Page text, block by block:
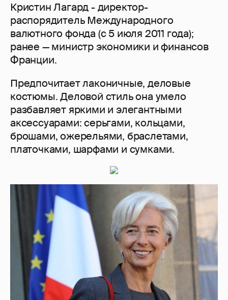
Кристин Лагард - директор-
распорядитель Международного
валютного фонда (с 5 июля 2011 года);
ранее — министр экономики и финансов
Франции.
Предпочитает лаконичные, деловые
костюмы. Деловой стиль она умело
разбавляет яркими и элегантными
аксессуарами: серьгами, кольцами,
брошами, ожерельями, браслетами,
платочками, шарфами и сумками.